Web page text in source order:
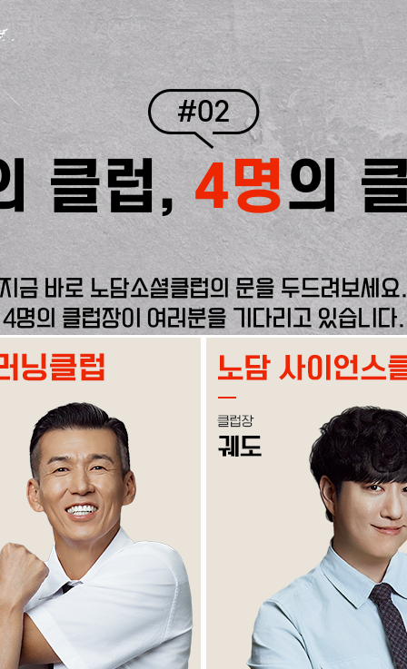
#02
클럽,4명의
지금 바로 노담소셜클럽의 문을 두드려보세요.
4명의 클럽장이 여러분을 기다리고 있습니다.